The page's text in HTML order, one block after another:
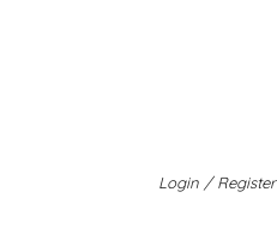
Login / Register